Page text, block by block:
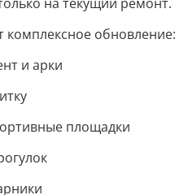
комплексное обновление:
и арки
площадки